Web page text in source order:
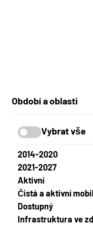
Období a oblasti
Vybrat vše
2014-2020
2021-2027
Aktivní
Čistá a aktivní
Dostupný
Infrastruktura ve